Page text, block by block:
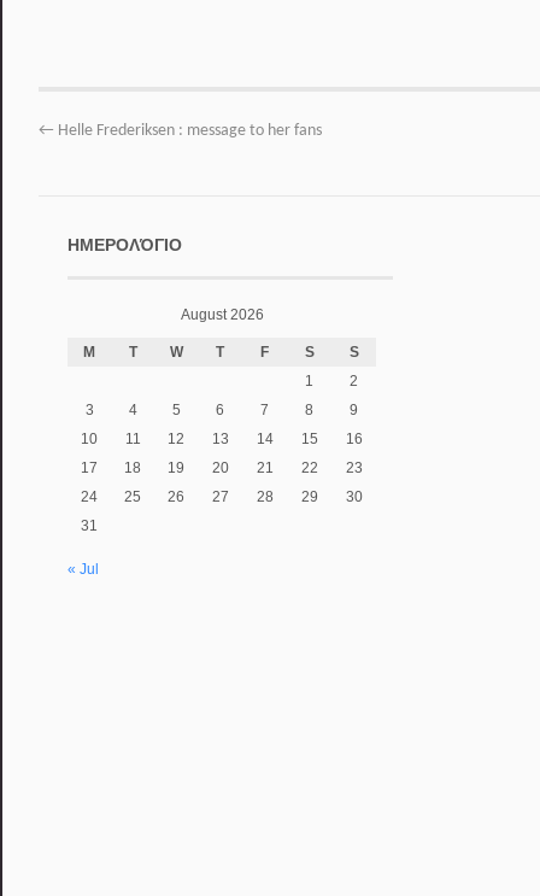
← Helle Frederiksen : message to her fans
ΗΜΕΡΟΛΌΓΙΟ
August 2026
M T W T F S
S
1
2
3
4 5 6 7 8
9
10
11 12 13 14 15
16
17
18 19 20 21 22
23
24
25 26 27 28 29
30
31
« Jul